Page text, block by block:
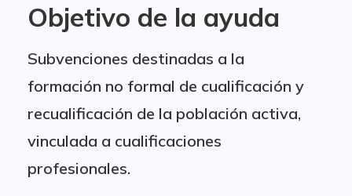
Objetivo de la ayuda
Subvenciones destinadas a la
formación no formal de cualificación y
recualificación de la población activa,
vinculada a cualificaciones
profesionales.